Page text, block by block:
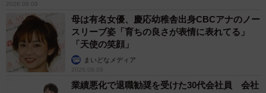
ハジメ君から聞いた噂話をきっかけに、高円寺くんも1時間ガチャガチャ
に挑む（高円寺くん提供）
2026.08.09
母は有名女優、慶応幼稚舎出身CBCアナのノー
スリーブ姿「育ちの良さが表情に表れてる」
「天使の笑顔」
まいどなメディア
2026.08.09
業績悪化で退職勧奨を受けた30代会社員 会社